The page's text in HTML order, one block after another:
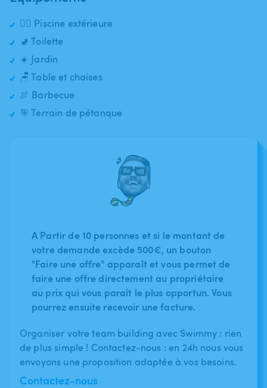
🏊‍♂️ Piscine extérieure
🚽 Toilette
☀️ Jardin
🪑 Table et chaises
🍖 Barbecue
🎯 Terrain de pétanque
A Partir de 10 personnes et si le montant de
votre demande excède 500€, un bouton
"Faire une offre" apparaît et vous permet de
faire une offre directement au propriétaire
au prix qui vous paraît le plus opportun. Vous
pourrez ensuite recevoir une facture.
Organiser votre team building avec Swimmy : rien
de plus simple ! Contactez-nous : en 24h nous vous
envoyons une proposition adaptée à vos besoins.
Contactez-nous